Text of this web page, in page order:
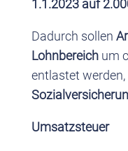
1.1.2023 auf
Dadurch sollen
Lohnbereichum
entlastet werden,
Umsatzsteuer